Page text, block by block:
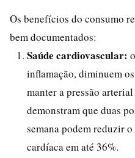
Os benefícios do consumo
bem documentados:
Saúde cardiovascular:
inflamação, diminuem
manter a pressão
demonstram que duas
semana podem reduzir
cardíaca em até 36%.